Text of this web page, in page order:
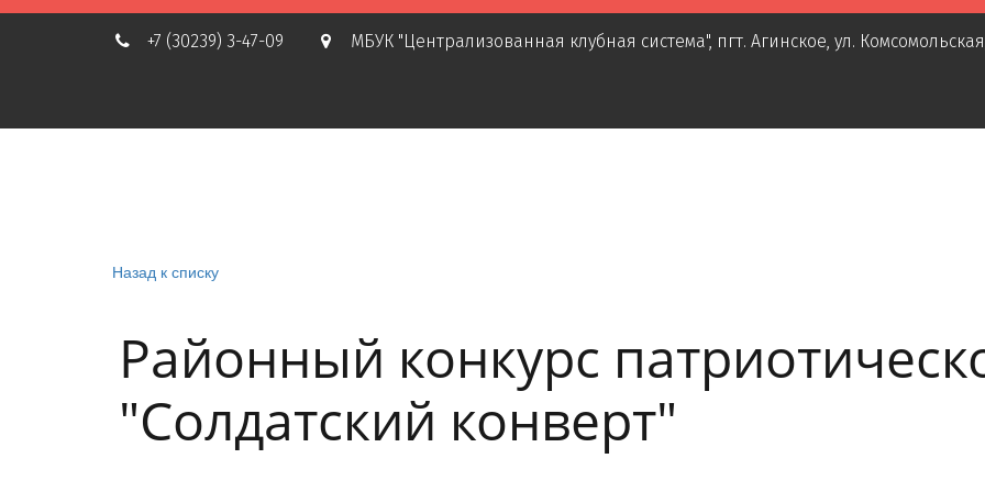
+7 (30239) 3-47-09 МБУК "Централизованная клубная система", пгт. Агинское, ул.
Назад к списку
Районный конкурс
"Солдатский конверт"